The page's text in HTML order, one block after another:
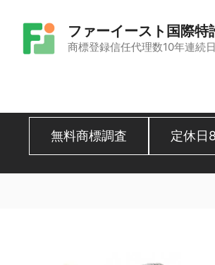
ファーイースト国際特
商標登録信任代理数10年連続
無料商標調査 定休日